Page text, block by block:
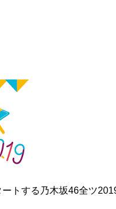
トする乃木坂46全ツ